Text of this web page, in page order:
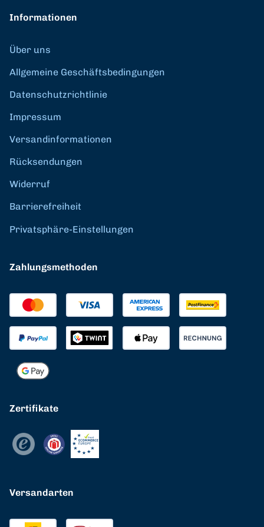
Informationen
Über uns
Allgemeine Geschäftsbedingungen
Datenschutzrichtlinie
Impressum
Versandinformationen
Rücksendungen
Widerruf
Barrierefreiheit
Privatsphäre-Einstellungen
Zahlungsmethoden
Zertifikate
Versandarten